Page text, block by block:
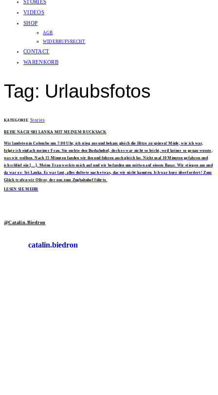
STORIES
VIDEOS
SHOP
AGB
WIDERRUFSRECHT
CONTACT
WARENKORB
Tag: Urlaubsfotos
KATEGORIE Stories
REISE NACH SRI LANKA MIT MEINEM RUCKSACK
Wir landeten in Colombo um 7:00 Uhr, ich stieg aus und bekam gleich die Hitze zu spüren! Müde, wie ich war,
folgte ich einfach meiner Frau. Sie suchte den Busbahnhof, doch es war nicht so leicht, weil keiner so genau wusste,
was wir wollten. Nach 15 Minuten fanden wir ihn und fuhren auch gleich los. Nicht mal 10 Minuten gefahren und
ich schlief ein […]. Meine Frau weckte mich auf und wir befanden uns mitten auf einem Basar. Wir stiegen aus und
da war es: Sri Lanka. Es war laut, alles duftete nach etwas, das wir nicht kannten. Ich war kurz überfordert! Zum
Glück trafen wir Oliver, der uns zum Zugbahnhof führte.
LESEN SIE MEHR
@Catalin.Biedron
catalin.biedron